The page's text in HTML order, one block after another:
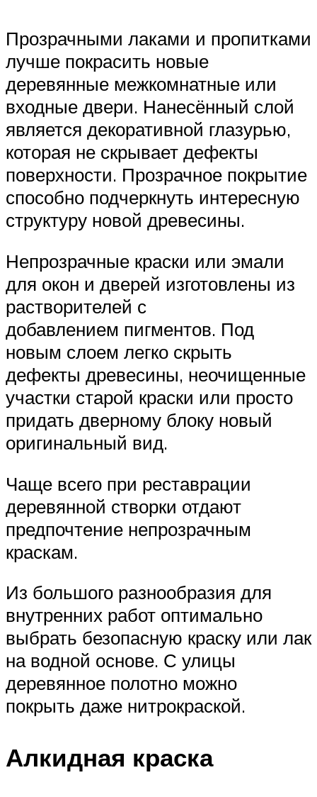
Прозрачными лаками и пропитками
лучше покрасить новые
деревянные межкомнатные или
входные двери. Нанесённый слой
является декоративной глазурью,
которая не скрывает дефекты
поверхности. Прозрачное покрытие
способно подчеркнуть интересную
структуру новой древесины.
Непрозрачные краски или эмали
для окон и дверей изготовлены из
растворителей с
добавлением пигментов. Под
новым слоем легко скрыть
дефекты древесины, неочищенные
участки старой краски или просто
придать дверному блоку новый
оригинальный вид.
Чаще всего при реставрации
деревянной створки отдают
предпочтение непрозрачным
краскам.
Из большого разнообразия для
внутренних работ оптимально
выбрать безопасную краску или лак
на водной основе. С улицы
деревянное полотно можно
покрыть даже нитрокраской.
Алкидная краска